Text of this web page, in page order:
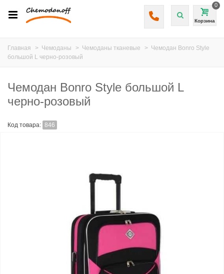
Корзина
0
Главная > Чемоданы > Чемоданы тканевые > Чемодан Bonro Style
большой L черно-розовый
Чемодан Bonro Style большой L
черно-розовый
Код товара: 846